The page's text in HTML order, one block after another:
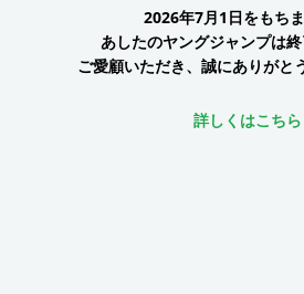
2026年7月1日をもちま
あしたのヤングジャンプは終
ご愛顧いただき、誠にありがと
詳しくはこちら